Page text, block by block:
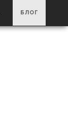
БЛОГ